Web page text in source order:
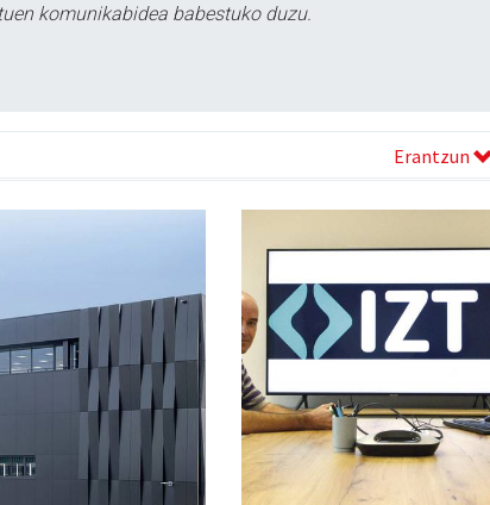
komunikabidea babestuko duzu.
Erantzun